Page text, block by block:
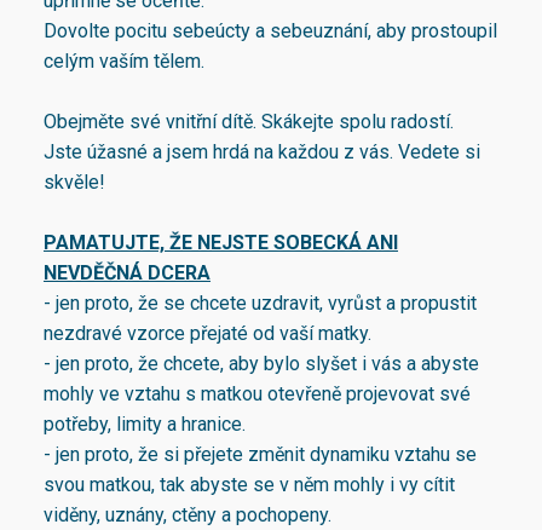
Dovolte pocitu sebeúcty a sebeuznání, aby prostoupil
celým vaším tělem.
Obejměte své vnitřní dítě. Skákejte spolu radostí.
Jste úžasné a jsem hrdá na každou z vás. Vedete si
skvěle!
PAMATUJTE, ŽE NEJSTE SOBECKÁ ANI
NEVDĚČNÁ DCERA
- jen proto, že se chcete uzdravit, vyrůst a propustit
nezdravé vzorce přejaté od vaší matky.
- jen proto, že chcete, aby bylo slyšet i vás a abyste
mohly ve vztahu s matkou otevřeně projevovat své
potřeby, limity a hranice.
- jen proto, že si přejete změnit dynamiku vztahu se
svou matkou, tak abyste se v něm mohly i vy cítit
viděny, uznány, ctěny a pochopeny.